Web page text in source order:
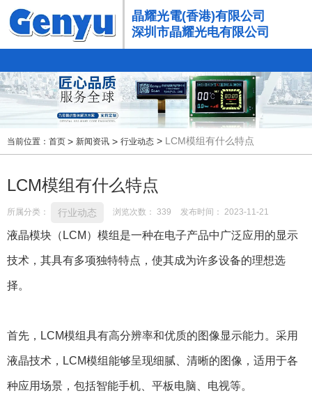
晶耀光電(香港)有限公司
深圳市晶耀光电有限公司
当前位置：首页 > 新闻资讯 > 行业动态 > LCM模组有什么特点
LCM模组有什么特点
所属分类： 行业动态 浏览次数： 339 发布时间： 2023-11-21
液晶模块 （LCM）模组是一种在电子产品中广泛应用的显示
技术，其具有多项独特特点，使其成为许多设备的理想选
择。
首先，LCM模组具有高分辨率和优质的图像显示能力。采用
液晶技术，LCM模组能够呈现细腻、清晰的图像，适用于各
种应用场景，包括智能手机、平板电脑、电视等。